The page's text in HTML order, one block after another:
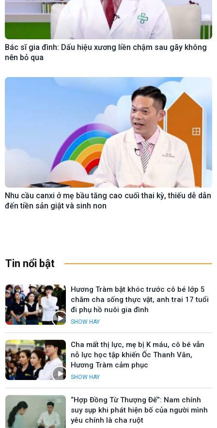
Bác sĩ gia đình: Dấu hiệu xương liền chậm sau gãy không
nên bỏ qua
Nhu cầu canxi ở mẹ bầu tăng cao cuối thai kỳ, thiếu dễ dẫn
đến tiền sản giật và sinh non
Tin nổi bật
Hương Tràm bật khóc trước cô bé lớp 5
chăm cha sống thực vật, anh trai 17 tuổi
đi phụ hồ nuôi gia đình
SHOW HAY
Cha mất thị lực, mẹ bị K máu, cô bé vẫn
nỗ lực học tập khiến Ốc Thanh Vân,
Hương Tràm cảm phục
SHOW HAY
“Hợp Đồng Từ Thượng Đế”: Nam chính
suy sụp khi phát hiện bố của người mình
yêu chính là cha ruột